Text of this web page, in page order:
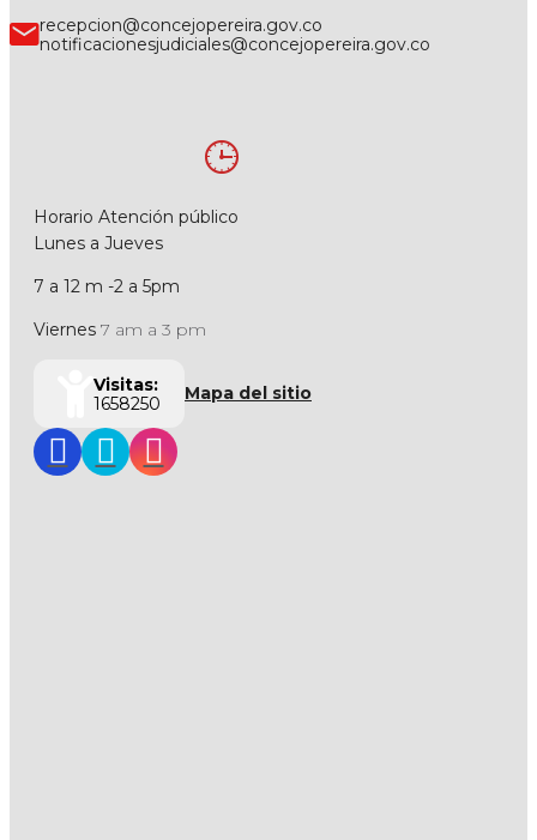
recepcion@concejopereira.gov.co
notificacionesjudiciales@concejopereira.gov.co
Horario Atención público
Lunes a Jueves
7 a 12 m -2 a 5pm
Viernes 7 am a 3 pm
Visitas:
1658250
Mapa del sitio